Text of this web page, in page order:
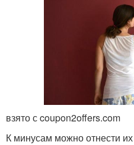
взято с coupon2offers.com
К минусам можно отнести